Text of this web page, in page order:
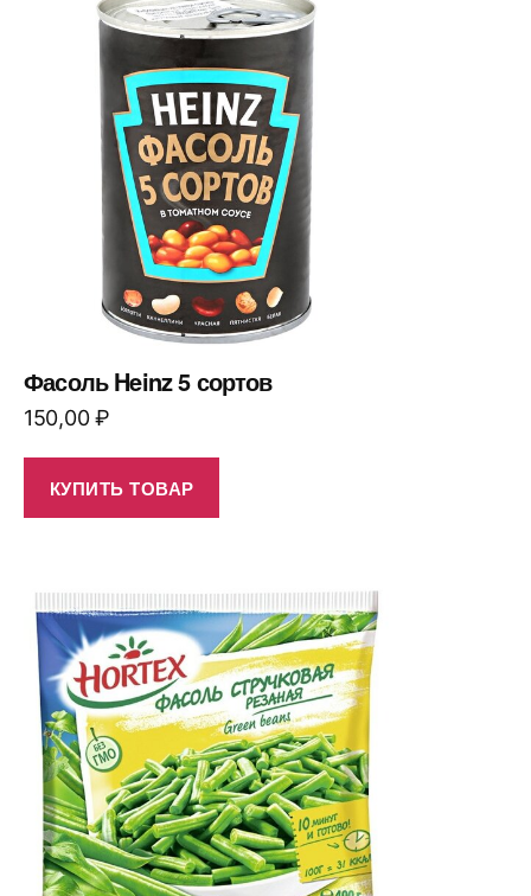
Фасоль Heinz 5 сортов
150,00₽
КУПИТЬ ТОВАР